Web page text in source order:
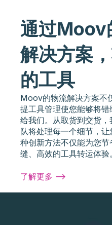
通过Moov
解决方案
的工具
Moov的物流解决方案不
提工具管理使您能够将
给我们。从取货到交货
队将处理每一个细节，
种创新方法不仅能为您
缝、高效的工具转运体验。
了解更多 -->